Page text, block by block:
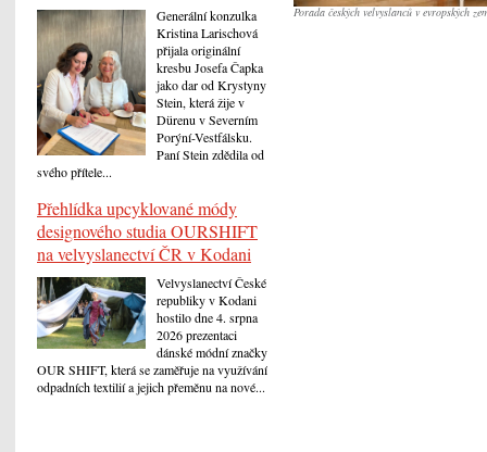
Porada českých velvyslanců v evropských
Generální konzulka
Kristina Larischová
přijala originální
kresbu Josefa Čapka
jako dar od Krystyny
Stein, která žije v
Dürenu v Severním
Porýní-Vestfálsku.
Paní Stein zdědila od
svého přítele...
Přehlídka upcyklované módy
designového studia OURSHIFT
na velvyslanectví ČR v Kodani
Velvyslanectví České
republiky v Kodani
hostilo dne 4. srpna
2026 prezentaci
dánské módní značky
OUR SHIFT, která se zaměřuje na využívání
odpadních textilií a jejich přeměnu na nové...